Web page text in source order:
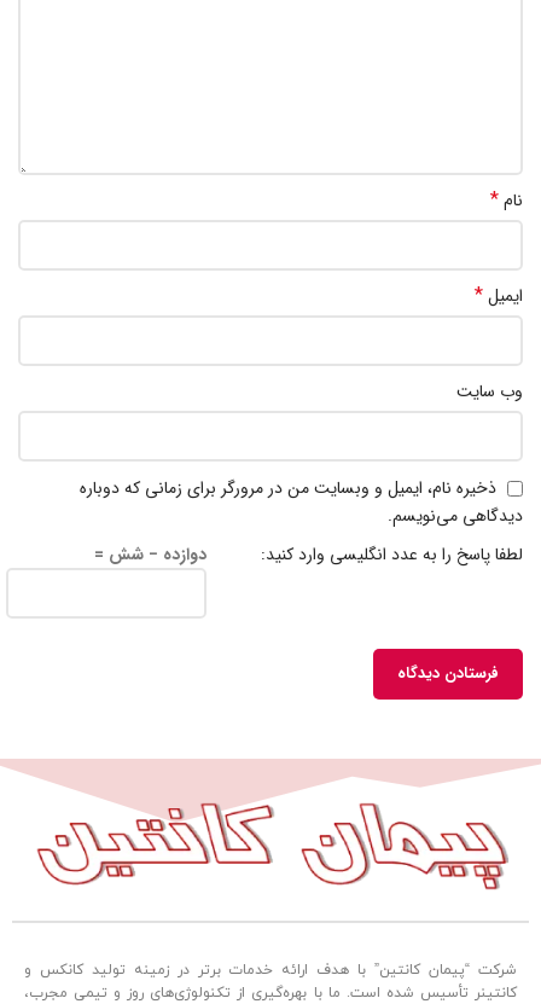
نام*
ایمیل*
وب‌ سایت
ذخیره نام، ایمیل و وبسایت من در مرورگر برای زمانی که دوباره
دیدگاهی می‌نویسم.
لطفا پاسخ را به عدد انگلیسی وارد کنید:
دوازده − شش =
شرکت “پیمان کانتین” با هدف ارائه خدمات برتر در زمینه تولید کانکس و
کانتینر تأسیس شده است. ما با بهره‌گیری از تکنولوژی‌های روز و تیمی مجرب،